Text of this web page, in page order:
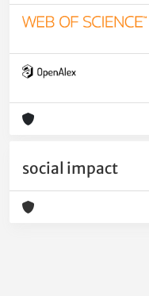
social impact